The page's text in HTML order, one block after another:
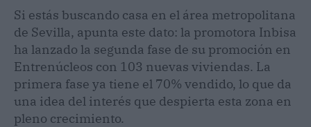
Si estás buscando casa en el área metropolitana
de Sevilla, apunta este dato: la promotora Inbisa
ha lanzado la segunda fase de su promoción en
Entrenúcleos con 103 nuevas viviendas. La
primera fase ya tiene el 70% vendido, lo que da
una idea del interés que despierta esta zona en
pleno crecimiento.